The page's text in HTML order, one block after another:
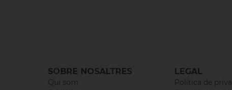
SOBRE NOSALTRES
Qui som
LEGAL
Política de